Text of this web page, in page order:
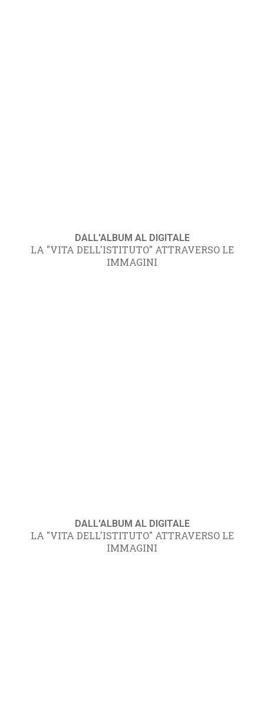
DALL'ALBUM AL DIGITALE
LA "VITA DELL'ISTITUTO" ATTRAVERSO LE
IMMAGINI
DALL'ALBUM AL DIGITALE
LA "VITA DELL'ISTITUTO" ATTRAVERSO LE
IMMAGINI